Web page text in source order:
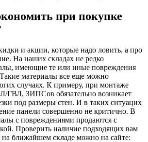
при покупке
и акции, которые надо ловить, а про
На наших складах не редко
имеющие те или иные повреждения
материалы все еще можно
случаях. К примеру, при монтаже
ГВЛ, ЗИПСов обязательно возникает
под размеры стен. И в таких ситуацих
панели совершенно не критично. В
с повреждениями продаются с
Проверить наличие подходящих вам
ближайшем складе можно на сайте: